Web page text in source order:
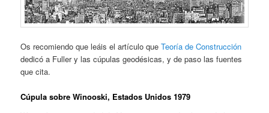
Os recomiendo que leáis el artículo queTeoría de Construcción
dedicó a Fuller y las cúpulas geodésicas, y de paso las fuentes
que cita.
Cúpula sobre Winooski, Estados Unidos 1979